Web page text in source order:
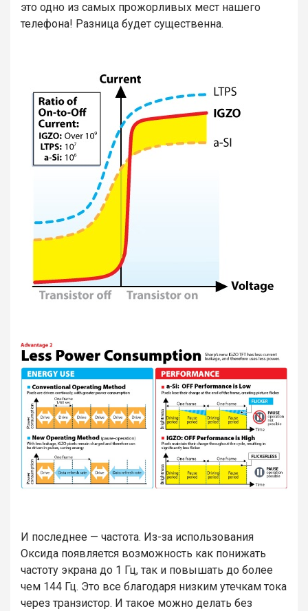
это одно из самых прожорливых мест нашего
телефона! Разница будет существенна.
И последнее — частота. Из-за использования
Оксида появляется возможность как понижать
частоту экрана до 1 Гц, так и повышать до более
чем 144 Гц. Это все благодаря низким утечкам тока
через транзистор. И такое можно делать без